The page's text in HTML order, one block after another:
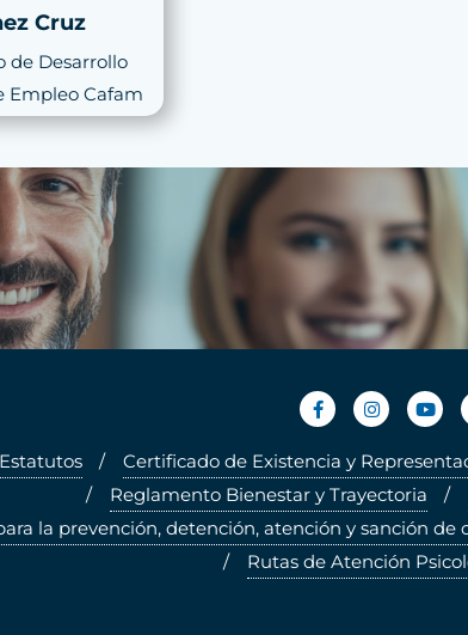
Cruz
de Desarrollo
Empleo Cafam
Estatutos Certificado de Existencia y
Reglamento Bienestar y Trayectoria
la prevención, detención, atención y sanción de
Rutas de Atención